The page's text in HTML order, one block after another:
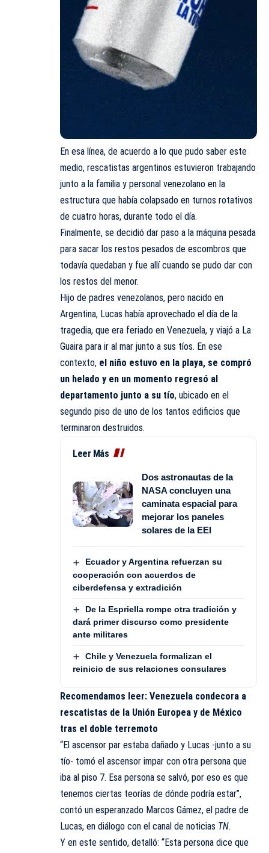
En esa línea, de acuerdo a lo que pudo saber este
medio, rescatistas argentinos estuvieron trabajando
junto a la familia y personal venezolano en la
estructura que había colapsado en turnos rotativos
de cuatro horas, durante todo el día.
Finalmente, se decidió dar paso a la máquina pesada
para sacar los restos pesados de escombros que
todavía quedaban y fue allí cuando se pudo dar con
los restos del menor.
Hijo de padres venezolanos, pero nacido en
Argentina, Lucas había aprovechado el día de la
tragedia, que era feriado en Venezuela, y viajó a La
Guaira para ir al mar junto a sus tíos. En ese
contexto, el niño estuvo en la playa, se compró
un helado y en un momento regresó al
departamento junto a su tío, ubicado en el
segundo piso de uno de los tantos edificios que
terminaron destruidos.
Leer Más
Dos astronautas de la
NASA concluyen una
caminata espacial para
mejorar los paneles
solares de la EEI
Ecuador y Argentina refuerzan su
cooperación con acuerdos de
ciberdefensa y extradición
De la Espriella rompe otra tradición y
dará primer discurso como presidente
ante militares
Chile y Venezuela formalizan el
reinicio de sus relaciones consulares
Recomendamos leer: Venezuela condecora a
rescatistas de la Unión Europea y de México
tras el doble terremoto
“El ascensor par estaba dañado y Lucas -junto a su
tío- tomó el ascensor impar con otra persona que
iba al piso 7. Esa persona se salvó, por eso es que
tenemos ciertas teorías de dónde podría estar”,
contó un esperanzado Marcos Gámez, el padre de
Lucas, en diálogo con el canal de noticias TN.
Y en este sentido, detalló: “Esta persona dice que